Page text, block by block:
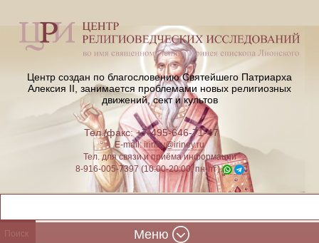
Центр создан по благословению Святейшего Патриарха
Алексия II, занимается проблемами новых религиозных
движений, сект и культов
Тел./факс: +7-495-646-71-47
E-mail:iriney@iriney.ru
Тел. для связи и приёма информации
8-916-005-7397 (10:00-20:00, пн-пт)
Меню